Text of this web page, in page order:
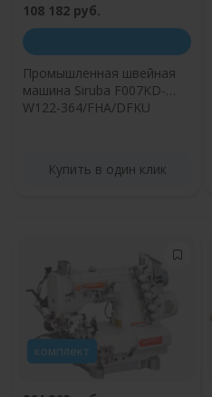
108 182 руб.
Промышленная швейная
машина Siruba F007KD-
W122-364/FHA/DFKU
Купить в один клик
комплект